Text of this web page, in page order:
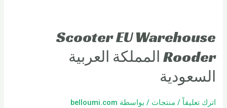
Scooter EU Warehouse
Rooder المملكة العربية
السعودية
اترك تعليقاً / منتجات / بواسطة belloumi.com